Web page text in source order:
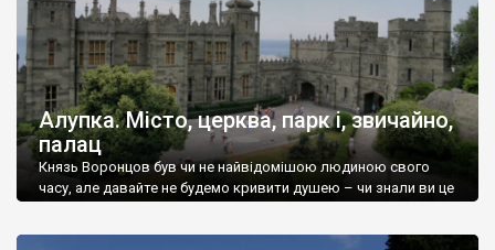
Алупка. Місто, церква, парк і, звичайно,
палац
Князь Воронцов був чи не найвідомішою людиною свого
часу, але давайте не будемо кривити душею – чи знали ви це